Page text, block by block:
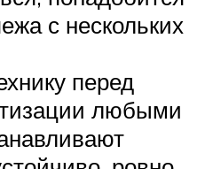
с нескольких
перед
любыми